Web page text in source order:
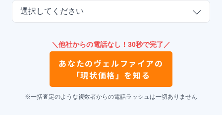
選択してください
＼他社からの電話なし！30秒で完了／
あなたのヴェルファイアの
「現状価格」を知る
※一括査定のような複数者からの電話ラッシュは一切ありません